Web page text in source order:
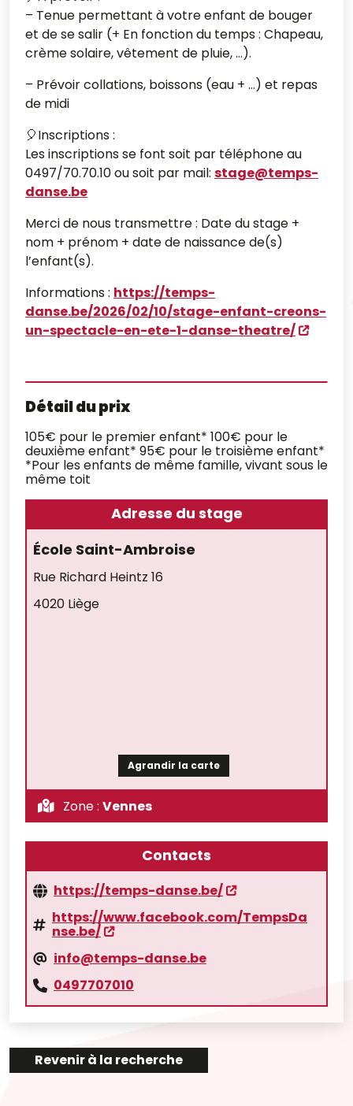
– Tenue permettant à votre enfant de bouger
et de se salir (+ En fonction du temps : Chapeau,
crème solaire, vêtement de pluie, …).
– Prévoir collations, boissons (eau + …) et repas
de midi
🎈Inscriptions :
Les inscriptions se font soit par téléphone au
0497/70.70.10 ou soit par mail: stage@temps-
danse.be
Merci de nous transmettre : Date du stage +
nom + prénom + date de naissance de(s)
l’enfant(s).
Informations : https://temps-
danse.be/2026/02/10/stage-enfant-creons-
un-spectacle-en-ete-1-danse-theatre/
Détail du prix
105€ pour le premier enfant* 100€ pour le
deuxième enfant* 95€ pour le troisième enfant*
*Pour les enfants de même famille, vivant sous le
même toit
Adresse du stage
École Saint-Ambroise
Rue Richard Heintz 16
4020 Liège
Agrandir la carte
Zone : Vennes
Contacts
https://temps-danse.be/
https://www.facebook.com/TempsDa
nse.be/
info@temps-danse.be
0497707010
Revenir à la recherche